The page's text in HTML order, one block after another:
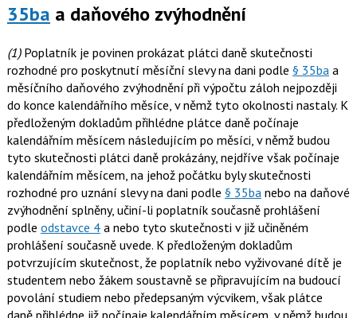
35ba a daňového zvýhodnění
(1)Poplatník je povinen prokázat plátci daně skutečnosti
rozhodné pro poskytnutí měsíční slevy na dani podle § 35ba a
měsíčního daňového zvýhodnění při výpočtu záloh nejpozději
do konce kalendářního měsíce, v němž tyto okolnosti nastaly. K
předloženým dokladům přihlédne plátce daně počínaje
kalendářním měsícem následujícím po měsíci, v němž budou
tyto skutečnosti plátci daně prokázány, nejdříve však počínaje
kalendářním měsícem, na jehož počátku byly skutečnosti
rozhodné pro uznání slevy na dani podle § 35ba nebo na daňové
zvýhodnění splněny, učiní-li poplatník současně prohlášení
podle odstavce 4a nebo tyto skutečnosti v již učiněném
prohlášení současně uvede. K předloženým dokladům
potvrzujícím skutečnost, že poplatník nebo vyživované dítě je
studentem nebo žákem soustavně se připravujícím na budoucí
povolání studiem nebo předepsaným výcvikem, však plátce
daně přihlédne již počínaje kalendářním měsícem, v němž budou